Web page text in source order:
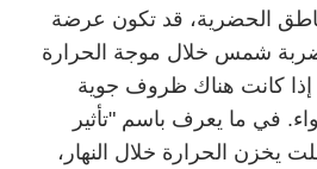
الحضرية، قد تكون عرضة
شمس خلال موجة الحرارة
كانت هناك ظروف جوية
في ما يعرف باسم "تأثير
يخزن الحرارة خلال النهار،